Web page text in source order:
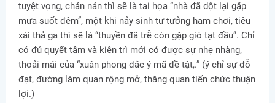
tuyệt vọng, chán nản thì sẽ là tai họa “nhà đã dột lại gặp
mưa suốt đêm”, một khi nảy sinh tư tưởng ham chơi, tiêu
xài thả ga thì sẽ là “thuyền đã trễ còn gặp gió tạt đầu”. Chỉ
có đủ quyết tâm và kiên trì mới có được sự nhẹ nhàng,
thoải mái của “xuân phong đắc ý mã đề tật,.” (ý chỉ sự đỗ
đạt, đường làm quan rộng mở, thăng quan tiến chức thuận
lợi.)